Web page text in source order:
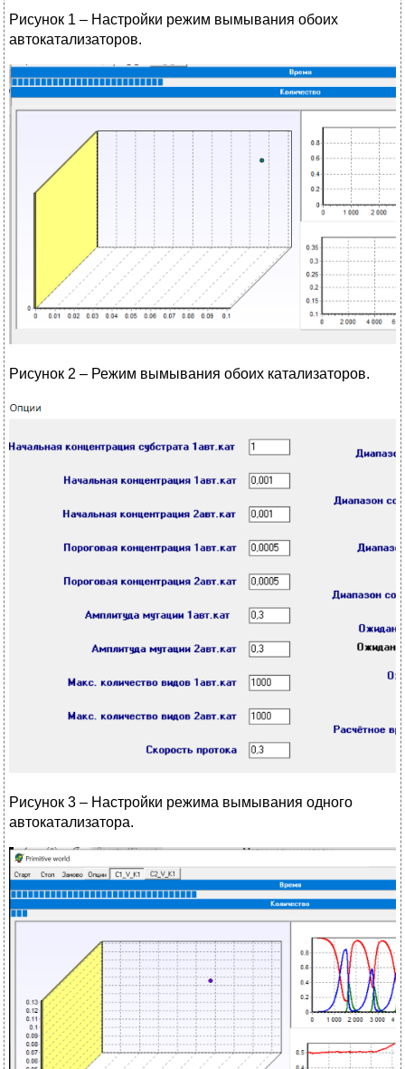
Рисунок 1 – Настройки режим вымывания обоих
автокатализаторов.
Рисунок 2 – Режим вымывания обоих катализаторов.
Рисунок 3 – Настройки режима вымывания одного
автокатализатора.